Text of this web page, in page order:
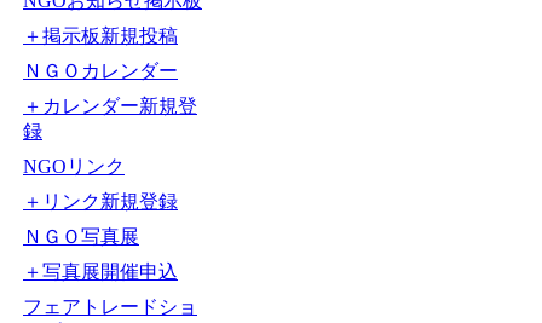
＋掲示板新規投稿
ＮＧＯカレンダー
＋カレンダー新規登
録
NGOリンク
＋リンク新規登録
ＮＧＯ写真展
＋写真展開催申込
フェアトレードショ